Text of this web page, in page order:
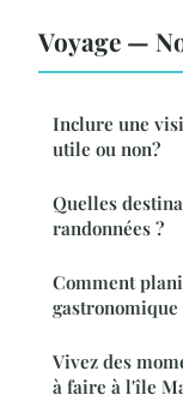
Voyage —
Inclure une
utile ou non?
Quelles
randonnées ?
Comment
gastronomique
Vivez des
à faire à l'île